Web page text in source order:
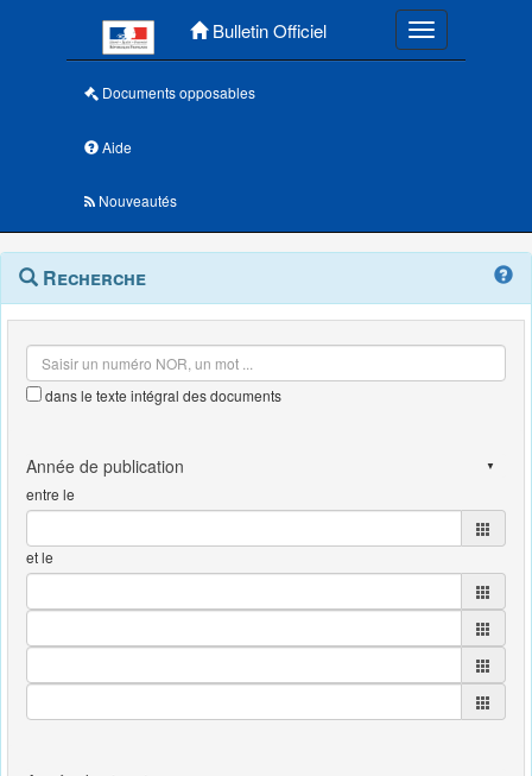
Bulletin Officiel Toggle
Documents opposables
Aide
Nouveautés
Navigation
outils
Menu
contextuel
Recherche
dans le texte intégral des documents
entre le
et le